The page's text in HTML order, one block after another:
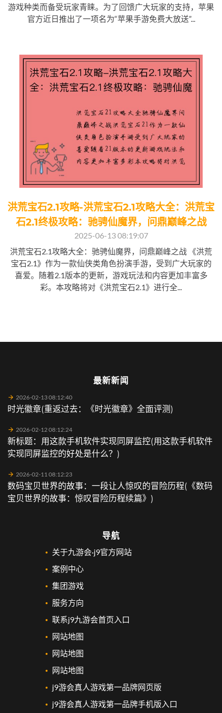
游戏种类而备受玩家青睐。为了回馈广大玩家的支持，苹果
官方近日推出了一项名为“苹果手游免费大放送”...
洪荒宝石2.1攻略-洪荒宝石2.1攻略大全：洪荒宝
石2.1终极攻略：驰骋仙魔界，问鼎巅峰之战
2025-06-13 08:19:07
洪荒宝石2.1攻略大全：驰骋仙魔界，问鼎巅峰之战 《洪荒
宝石2.1》作为一款仙侠类角色扮演手游，受到广大玩家的
喜爱。随着2.1版本的更新，游戏玩法和内容更加丰富多
彩。本攻略将对《洪荒宝石2.1》进行全...
最新新闻
2026-02-13 08:12:40
时光徽章(重返过去：《时光徽章》全面评测)
2026-02-12 08:12:24
新标题：用这款手机软件实现同屏监控(用这款手机软件
实现同屏监控的好处是什么？)
2026-02-11 08:12:23
数码宝贝世界的故事：一段让人惊叹的冒险历程(《数码
宝贝世界的故事：惊叹冒险历程续篇》)
导航
关于九游会·j9官方网站
案例中心
集团游戏
服务方向
联系j9九游会首页入口
网站地图
网站地图
网站地图
j9游会真人游戏第一品牌网页版
j9游会真人游戏第一品牌手机版入口